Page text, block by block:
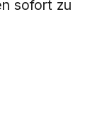
sofort zu